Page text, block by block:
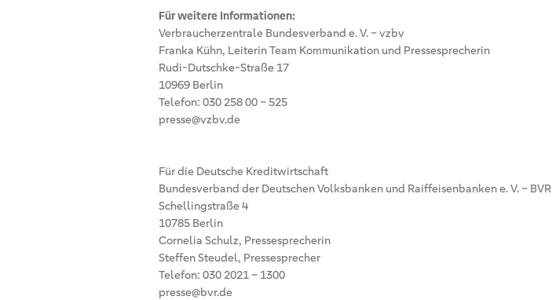
Für weitere Informationen:
Verbraucherzentrale Bundesverband e. V. – vzbv
Franka Kühn, Leiterin Team Kommunikation und Pressesprecherin
Rudi-Dutschke-Straße 17
10969 Berlin
Telefon: 030 258 00 – 525
presse@vzbv.de
Für die Deutsche Kreditwirtschaft
Bundesverband der Deutschen Volksbanken und Raiffeisenbanken e. V. – BVR
Schellingstraße 4
10785 Berlin
Cornelia Schulz, Pressesprecherin
Steffen Steudel, Pressesprecher
Telefon: 030 2021 – 1300
presse@bvr.de